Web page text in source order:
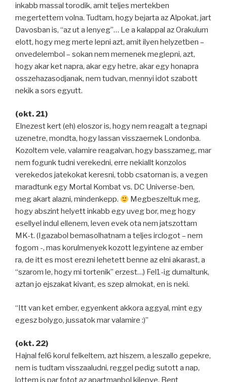
inkabb massal torodik, amit teljes mertekben
megertettem volna. Tudtam, hogy bejarta az Alpokat, jart
Davosban is, “az ut a lenyeg”… Le a kalappal az Orakulum
elott, hogy meg merte lepni azt, amit ilyen helyzetben –
onvedelembol – sokan nem mernenek meglepni, azt,
hogy akar ket napra, akar egy hetre, akar egy honapra
osszehazasodjanak, nem tudvan, mennyi idot szabott
nekik a sors egyutt.
(okt. 21)
Elnezest kert (eh) eloszor is, hogy nem reagalt a tegnapi
uzenetre, mondta, hogy lassan visszaernek Londonba.
Kozoltem vele, valamire reagalvan, hogy basszameg, mar
nem fogunk tudni verekedni, erre nekiallt konzolos
verekedos jatekokat keresni, tobb csatornan is, a vegen
maradtunk egy Mortal Kombat vs. DC Universe-ben,
meg akart alazni, mindenkepp.
Megbeszeltuk meg,
hogy abszint helyett inkabb egy uveg bor, meg hogy
esellyel indul ellenem, leven evek ota nem jatszottam
MK-t. (Igazabol bemasolhatnam a teljes irclogot – nem
fogom -, mas korulmenyek kozott legyintene az ember
ra, de itt es most erezni lehetett benne az elni akarast, a
“szarom le, hogy mi tortenik” erzest…) Fel1-ig dumaltunk,
aztan jo ejszakat kivant, es szep almokat, en is neki.
“Itt van ket ember, egyenkent akkora aggyal, mint egy
egesz bolygo, jussatok mar valamire :)”
(okt. 22)
Hajnal fel6 korul felkeltem, azt hiszem, a leszallo gepekre,
nem is tudtam visszaaludni, reggel pedig sutott a nap,
lottem is par fotot az apartmanbol kilepve. Bent